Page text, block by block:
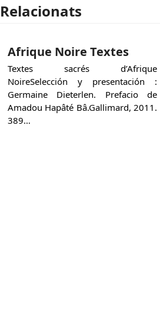
Relacionats
Afrique Noire Textes
Textes sacrés d’Afrique
NoireSelección y presentación :
Germaine Dieterlen. Prefacio de
Amadou Hapâté Bâ.Gallimard, 2011.
389…